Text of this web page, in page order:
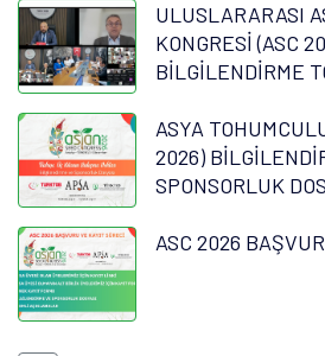
ULUSLARARASI
KONGRESİ (ASC
BİLGİLENDİRME
ASYA
2026)
SPONSORLUK
ASC 2026